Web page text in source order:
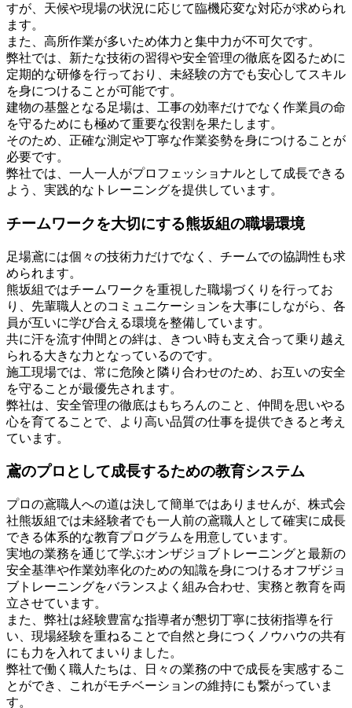
すが、天候や現場の状況に応じて臨機応変な対応が求められ
ます。
また、高所作業が多いため体力と集中力が不可欠です。
弊社では、新たな技術の習得や安全管理の徹底を図るために
定期的な研修を行っており、未経験の方でも安心してスキル
を身につけることが可能です。
建物の基盤となる足場は、工事の効率だけでなく作業員の命
を守るためにも極めて重要な役割を果たします。
そのため、正確な測定や丁寧な作業姿勢を身につけることが
必要です。
弊社では、一人一人がプロフェッショナルとして成長できる
よう、実践的なトレーニングを提供しています。
チームワークを大切にする熊坂組の職場環境
足場鳶には個々の技術力だけでなく、チームでの協調性も求
められます。
熊坂組ではチームワークを重視した職場づくりを行ってお
り、先輩職人とのコミュニケーションを大事にしながら、各
員が互いに学び合える環境を整備しています。
共に汗を流す仲間との絆は、きつい時も支え合って乗り越え
られる大きな力となっているのです。
施工現場では、常に危険と隣り合わせのため、お互いの安全
を守ることが最優先されます。
弊社は、安全管理の徹底はもちろんのこと、仲間を思いやる
心を育てることで、より高い品質の仕事を提供できると考え
ています。
鳶のプロとして成長するための教育システム
プロの鳶職人への道は決して簡単ではありませんが、株式会
社熊坂組では未経験者でも一人前の鳶職人として確実に成長
できる体系的な教育プログラムを用意しています。
実地の業務を通じて学ぶオンザジョブトレーニングと最新の
安全基準や作業効率化のための知識を身につけるオフザジョ
ブトレーニングをバランスよく組み合わせ、実務と教育を両
立させています。
また、弊社は経験豊富な指導者が懇切丁寧に技術指導を行
い、現場経験を重ねることで自然と身につくノウハウの共有
にも力を入れてまいりました。
弊社で働く職人たちは、日々の業務の中で成長を実感するこ
とができ、これがモチベーションの維持にも繋がっていま
す。